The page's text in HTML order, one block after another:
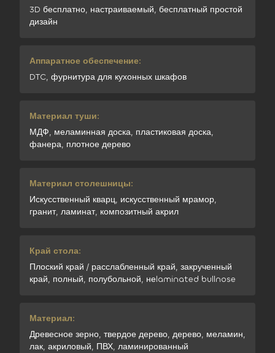
3D бесплатно, настраиваемый, бесплатный простой
дизайн
Аппаратное обеспечение:
DTC, фурнитура для кухонных шкафов
Материал туши:
МДФ, меламинная доска, пластиковая доска,
фанера, плотное дерево
Материал столешницы:
Искусственный кварц, искусственный мрамор,
гранит, ламинат, композитный акрил
Край стола:
Плоский край / расслабленный край, закрученный
край, полный, полубольной, неlaminated bullnose
Материал:
Древесное зерно, твердое дерево, дерево, меламин,
лак, акриловый, ПВХ, ламинированный